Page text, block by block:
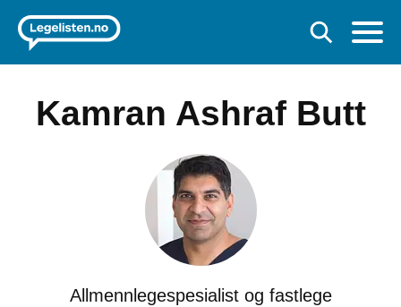
Kamran Ashraf Butt
Allmennlegespesialist og fastlege